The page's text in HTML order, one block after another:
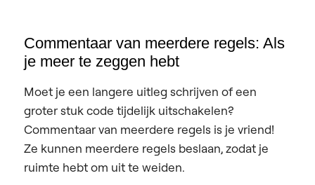
Commentaar van meerdere regels: Als
je meer te zeggen hebt
Moet je een langere uitleg schrijven of een
groter stuk code tijdelijk uitschakelen?
Commentaar van meerdere regels is je vriend!
Ze kunnen meerdere regels beslaan, zodat je
ruimte hebt om uit te weiden.